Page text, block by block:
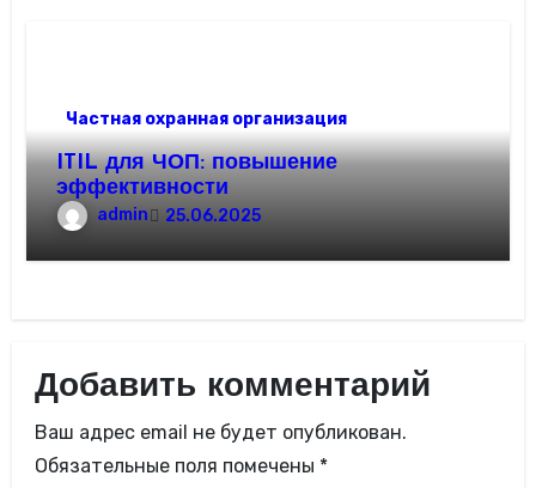
Частная охранная организация
ITIL для ЧОП: повышение
эффективности
admin 25.06.2025
Добавить комментарий
Ваш адрес email не будет опубликован.
Обязательные поля помечены *